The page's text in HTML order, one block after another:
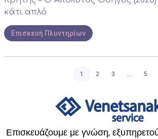
κάτι απλό
Επισκευή Πλυντηρίων
1 2 3 … 5
Επισκευάζουμε με γνώση,